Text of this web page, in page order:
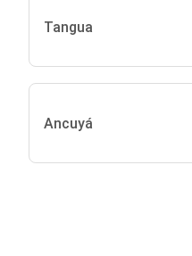
Tangua
Ancuyá